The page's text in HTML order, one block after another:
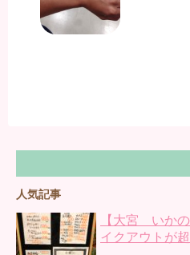
人気記事
【大宮 いか
イクアウトが